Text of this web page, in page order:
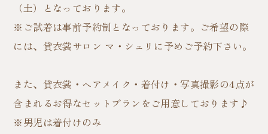
（土）となっております。
※ご試着は事前予約制となっております。ご希望の際
には、貸衣裳サロン マ・シェリに予めご予約下さい。
また、貸衣裳・ヘアメイク・着付け・写真撮影の4点が
含まれるお得なセットプランをご用意しております♪
※男児は着付けのみ